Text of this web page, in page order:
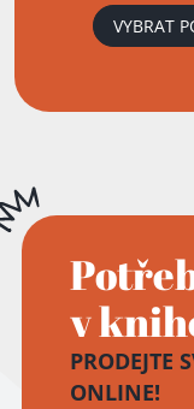
VYBRAT
v
PRODEJTE
ONLINE!